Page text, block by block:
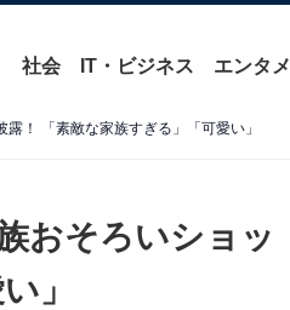
社会 IT・ビジネス エンタメ
！ 「素敵な家族すぎる」「可愛い」
おそろいショッ
」